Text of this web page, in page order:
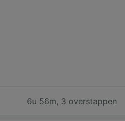
6u 56m, 3 overstappen